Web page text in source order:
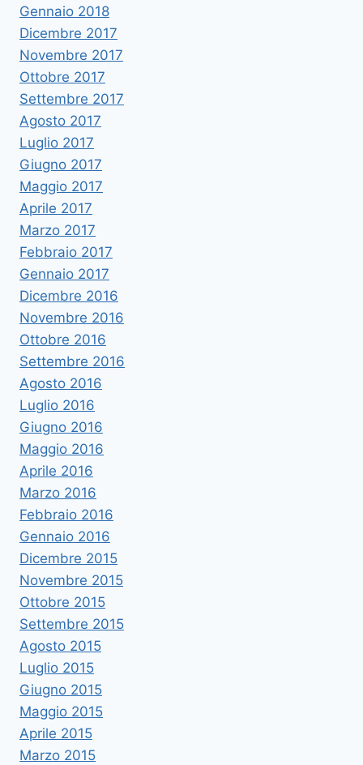
Gennaio 2018
Dicembre 2017
Novembre 2017
Ottobre 2017
Settembre 2017
Agosto 2017
Luglio 2017
Giugno 2017
Maggio 2017
Aprile 2017
Marzo 2017
Febbraio 2017
Gennaio 2017
Dicembre 2016
Novembre 2016
Ottobre 2016
Settembre 2016
Agosto 2016
Luglio 2016
Giugno 2016
Maggio 2016
Aprile 2016
Marzo 2016
Febbraio 2016
Gennaio 2016
Dicembre 2015
Novembre 2015
Ottobre 2015
Settembre 2015
Agosto 2015
Luglio 2015
Giugno 2015
Maggio 2015
Aprile 2015
Marzo 2015